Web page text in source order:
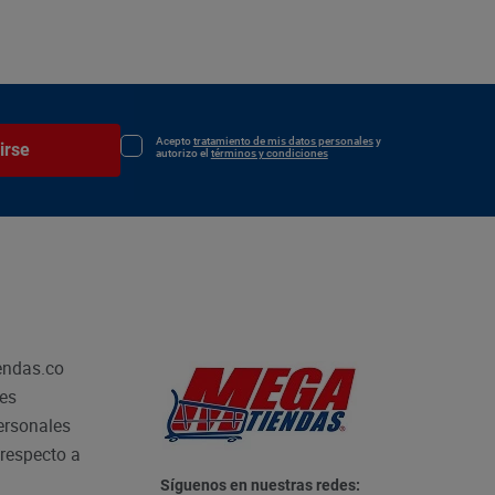
Aceptotratamiento de mis datos personalesy
autorizo el términos y condiciones
a
Síguenos en nuestras redes: